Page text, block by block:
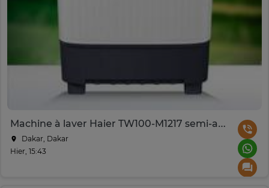
Machine à laver Haier TW100-M1217 semi-automatique 10 kg
Dakar, Dakar
Hier, 15:43